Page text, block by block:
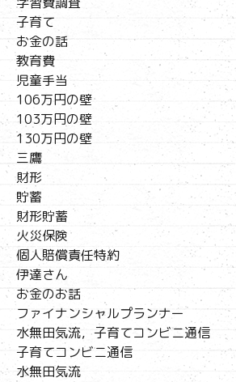
子育て
お金の話
教育費
児童手当
106万円の壁
103万円の壁
130万円の壁
三鷹
財形
貯蓄
財形貯蓄
火災保険
個人賠償責任特約
伊達さん
お金のお話
ファイナンシャルプランナー
水無田気流，子育てコンビニ通信
子育てコンビニ通信
水無田気流